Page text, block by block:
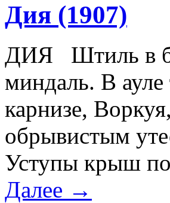
Дия (1907)
ДИЯ Штиль в
миндаль. В
карнизе,
обрывистым
Уступы крыш
Далее →